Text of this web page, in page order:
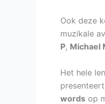
Ook deze
muzikale
P, Michael
Het hele
words op